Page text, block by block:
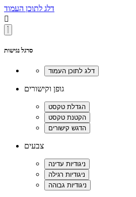
דלג לתוכן העמוד

סרגל נגישות
גופן וקישורים
צבעים